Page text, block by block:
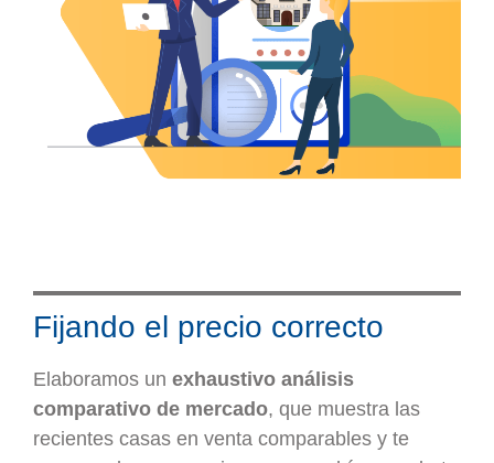
Fijando el precio correcto
Elaboramos un exhaustivo análisis
comparativo de mercado, que muestra las
recientes casas en venta comparables y te